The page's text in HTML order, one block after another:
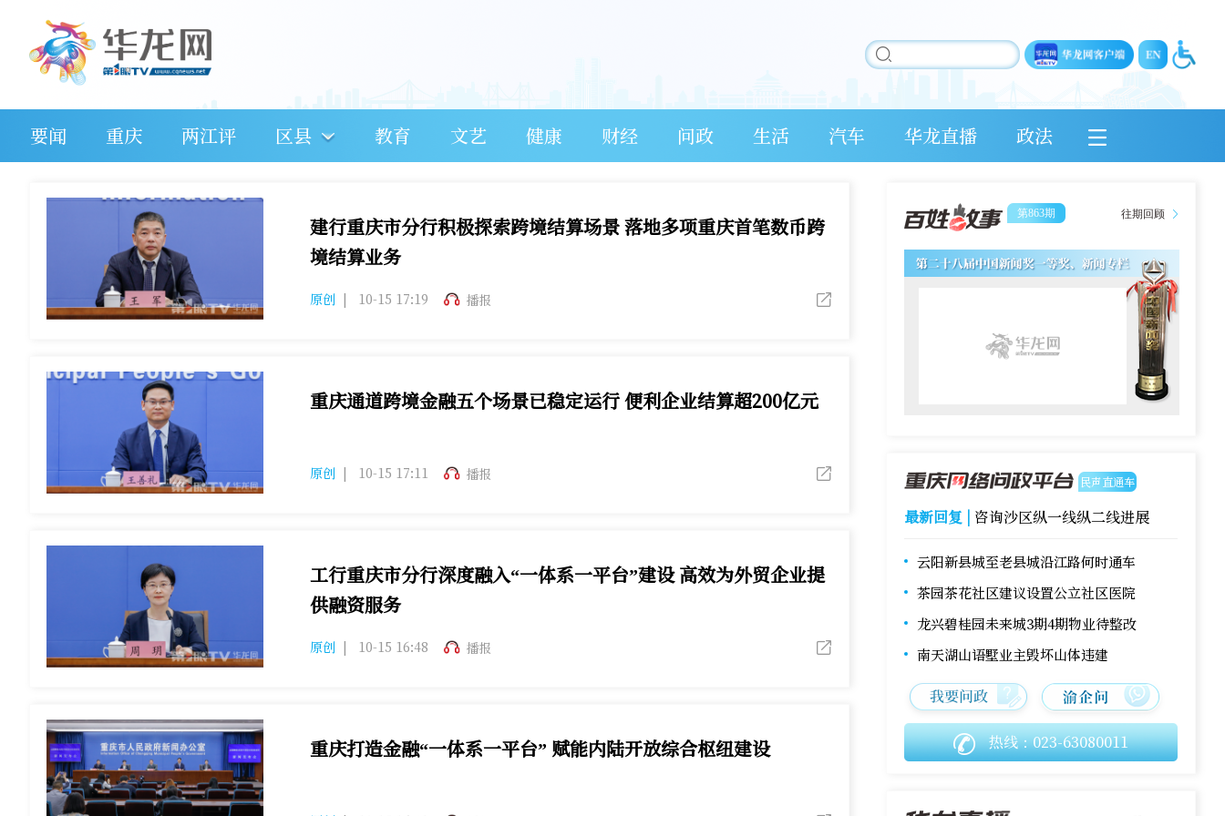
要闻 重庆 两江评 区县 教育 文艺 健康 财经 问政 生活 汽车 华龙直播 政法
建行重庆市分行积极探索跨境结算场景 落地多项重庆首笔数币跨
境结算业务
原创 | 10-15 17:19 播报
重庆通道跨境金融五个场景已稳定运行 便利企业结算超200亿元
原创 | 10-15 17:11 播报
工行重庆市分行深度融入“一体系一平台”建设 高效为外贸企业提
供融资服务
原创 | 10-15 16:48 播报
重庆打造金融“一体系一平台” 赋能内陆开放综合枢纽建设
第863期 往期回顾
民声直通车
最新回复 | 咨询沙区纵一线纵二线进展
云阳新县城至老县城沿江路何时通车
茶园茶花社区建议设置公立社区医院
龙兴碧桂园未来城3期4期物业待整改
南天湖山语墅业主毁坏山体违建
热线：023-63080011